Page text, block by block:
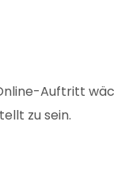
Auftritt
zu sein.